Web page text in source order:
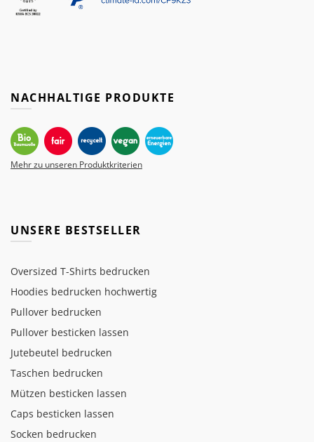
NACHHALTIGE PRODUKTE
Mehr zu unseren Produktkriterien
UNSERE BESTSELLER
Oversized T-Shirts bedrucken
Hoodies bedrucken hochwertig
Pullover bedrucken
Pullover besticken lassen
Jutebeutel bedrucken
Taschen bedrucken
Mützen besticken lassen
Caps besticken lassen
Socken bedrucken